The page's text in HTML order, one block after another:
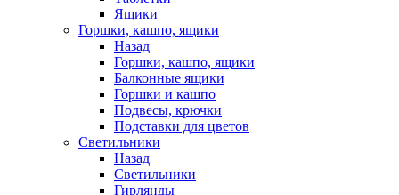
Ящики
Горшки, кашпо, ящики
Назад
Горшки, кашпо, ящики
Балконные ящики
Горшки и кашпо
Подвесы, крючки
Подставки для цветов
Светильники
Назад
Светильники
Гирлянды